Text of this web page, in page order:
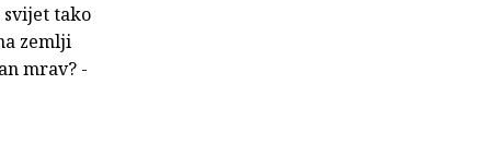
svijet tako
zemlji
mrav? -